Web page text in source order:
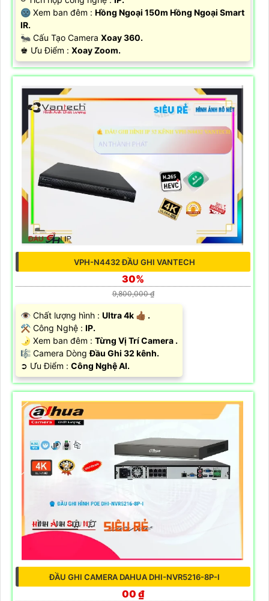
🌚 Xem ban đêm : Hồng Ngoại 150m Hồng Ngoại Smart
IR.
🐜 Cấu Tạo Camera Xoay 360.
️♚ Ưu Điểm : Xoay Zoom.
VPH-N4432 ĐẦU GHI VANTECH
30%
9,800,000 ₫
👁 Chất lượng hình : Ultra 4k 👍🏾 .
⚒ Công Nghệ : IP.
🌛 Xem ban đêm : Từng Vị Trí Camera .
🎼️ Camera DòngĐầu Ghi 32 kênh.
️➲ Ưu Điểm : Công Nghệ AI.
ĐẦU GHI CAMERA DAHUA DHI-NVR5216-8P-I
00 ₫